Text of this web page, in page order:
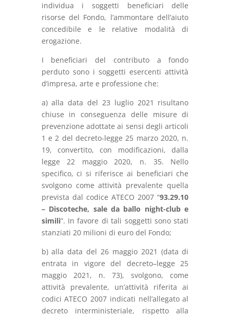
individua i soggetti beneficiari delle
risorse del Fondo, l’ammontare dell’aiuto
concedibile e le relative modalità di
erogazione.
I beneficiari del contributo a fondo
perduto sono i soggetti esercenti attività
d’impresa, arte e professione che:
a) alla data del 23 luglio 2021 risultano
chiuse in conseguenza delle misure di
prevenzione adottate ai sensi degli articoli
1 e 2 del decreto-legge 25 marzo 2020, n.
19, convertito, con modificazioni, dalla
legge 22 maggio 2020, n. 35. Nello
specifico, ci si riferisce ai beneficiari che
svolgono come attività prevalente quella
prevista dal codice ATECO 2007 “93.29.10
– Discoteche, sale da ballo night-club e
simili”. In favore di tali soggetti sono stati
stanziati 20 milioni di euro del Fondo;
b) alla data del 26 maggio 2021 (data di
entrata in vigore del decreto–legge 25
maggio 2021, n. 73), svolgono, come
attività prevalente, un’attività riferita ai
codici ATECO 2007 indicati nell’allegato al
decreto interministeriale, rispetto alla